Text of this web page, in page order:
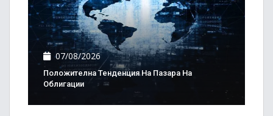
07/08/2026
Положителна Тенденция На Пазара На
Облигации